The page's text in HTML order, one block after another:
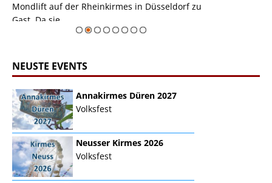
Mondlift auf der Rheinkirmes in Düsseldorf zu
Gast. Da sie ...
NEUSTE EVENTS
Annakirmes Düren 2027
Volksfest
Neusser Kirmes 2026
Volksfest